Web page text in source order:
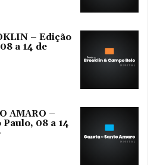
– Edição
a 14 de
AMARO –
Paulo, 08 a 14